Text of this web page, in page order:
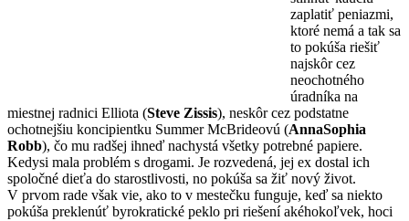
zaplatiť peniazmi,
ktoré nemá a tak sa
to pokúša riešiť
najskôr cez
neochotného
úradníka na
miestnej radnici Elliota (Steve Zissis), neskôr cez podstatne
ochotnejšiu koncipientku Summer McBrideovú (AnnaSophia
Robb), čo mu radšej ihneď nachystá všetky potrebné papiere.
Kedysi mala problém s drogami. Je rozvedená, jej ex dostal ich
spoločné dieťa do starostlivosti, no pokúša sa žiť nový život.
V prvom rade však vie, ako to v mestečku funguje, keď sa niekto
pokúša preklenúť byrokratické peklo pri riešení akéhokoľvek, hoci